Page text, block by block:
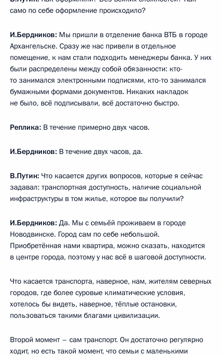
само по себе оформление происходило?
И.Бердников: Мы пришли в отделение банка ВТБ в городе
Архангельске. Сразу же нас привели в отдельное
помещение, к нам стали подходить менеджеры банка. У них
были распределены между собой обязанности: кто-
то занимался электронными подписями, кто-то занимался
бумажными формами документов. Никаких накладок
не было, всё подписывали, всё достаточно быстро.
Реплика: В течение примерно двух часов.
И.Бердников: В течение двух часов, да.
В.Путин: Что касается других вопросов, которые я сейчас
задавал: транспортная доступность, наличие социальной
инфраструктуры в том жилье, которое вы получили?
И.Бердников: Да. Мы с семьёй проживаем в городе
Новодвинске. Город сам по себе небольшой.
Приобретённая нами квартира, можно сказать, находится
в центре города, поэтому у нас всё в шаговой доступности.
Что касается транспорта, наверное, нам, жителям северных
городов, где более суровые климатические условия,
хотелось бы видеть, наверное, тёплые остановки,
пользоваться такими благами цивилизации.
Второй момент – сам транспорт. Он достаточно регулярно
ходит, но есть такой момент, что семьи с маленькими